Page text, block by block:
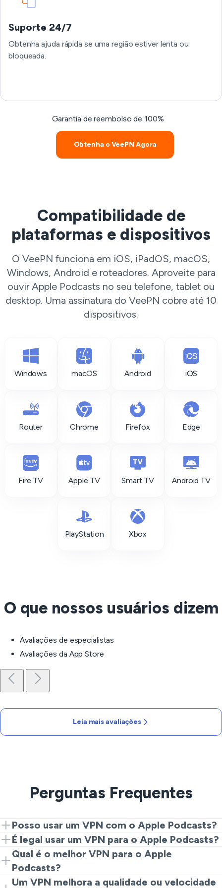
Suporte 24/7
Obtenha ajuda rápida se uma região estiver lenta ou
bloqueada.
Garantia de reembolso de 100%
Obtenha o VeePN Agora
Compatibilidade de
plataformas e dispositivos
O VeePN funciona em iOS, iPadOS, macOS,
Windows, Android e roteadores. Aproveite para
ouvir Apple Podcasts no seu telefone, tablet ou
desktop. Uma assinatura do VeePN cobre até 10
dispositivos.
Windows macOS Android iOS
Router Chrome Firefox Edge
Fire TV Apple TV Smart TV Android TV
PlayStation Xbox
O que nossos usuários dizem
Avaliações de especialistas
Avaliações da App Store
Leia mais avaliações
Perguntas Frequentes
Posso usar um VPN com o Apple Podcasts?
Sim. Você só precisa instalar o VeePN em seu
dispositivo, depois conectar-se a um servidor da lista
e abrir o aplicativo Apple Podcasts. Esta é a maneira de
obter uma transmissão privada e estável.
É legal usar um VPN para o Apple Podcasts?
Na maioria dos países, usar o Apple Podcasts é
totalmente legal. Você pode usar o VPN para proteger
sua privacidade em Wi-Fi público.
Qual é o melhor VPN para o Apple
Podcasts?
Procure servidores rápidos, protocolos de criptografia
Um VPN melhora a qualidade ou velocidade